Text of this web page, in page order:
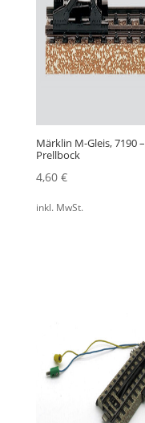
Märklin M-Gleis, 7190 –
Prellbock
4,60 €
inkl. MwSt.